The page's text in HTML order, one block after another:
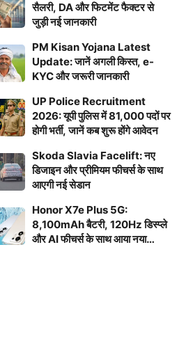
सैलरी, DA और फिटमेंट फैक्टर से
जुड़ी नई जानकारी
PM Kisan Yojana Latest
Update: जानें अगली किस्त, e-
KYC और जरूरी जानकारी
UP Police Recruitment
2026: यूपी पुलिस में 81,000 पदों पर
होगी भर्ती, जानें कब शुरू होंगे आवेदन
Skoda Slavia Facelift: नए
डिजाइन और प्रीमियम फीचर्स के साथ
आएगी नई सेडान
Honor X7e Plus 5G:
8,100mAh बैटरी, 120Hz डिस्प्ले
और AI फीचर्स के साथ आया नया